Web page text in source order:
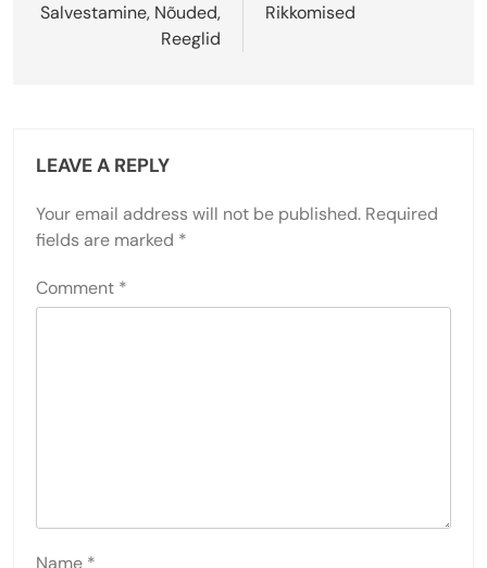
Salvestamine, Nõuded,
Reeglid
Rikkomised
LEAVE A REPLY
Your email address will not be published. Required
fields are marked *
Comment *